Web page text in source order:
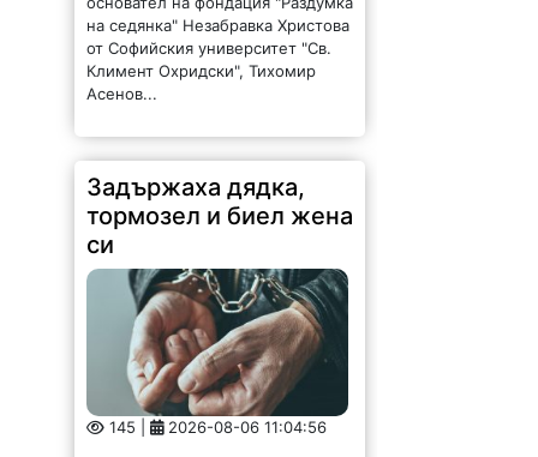
на седянка" Незабравка Христова
от Софийския университет "Св.
Климент Охридски", Тихомир
Асенов...
Задържаха дядка,
тормозел и биел жена
си
145 | 2026-08-06 11:04:56